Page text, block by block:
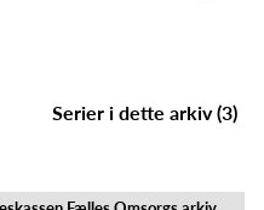
Serier i dette arkiv (3)